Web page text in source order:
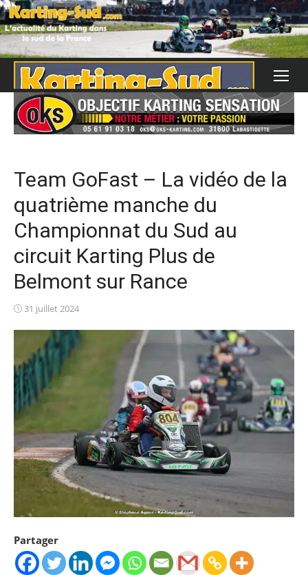
Skip
to
content
Team GoFast – La vidéo de la
quatrième manche du
Championnat du Sud au
circuit Karting Plus de
Belmont sur Rance
Posted
31 juillet 2024
Partager